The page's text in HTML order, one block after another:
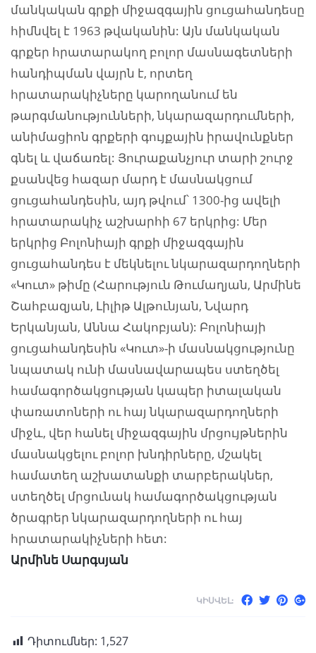
մանկական գրքի միջազգային ցուցահանդեսը
հիմնվել է 1963 թվականին: Այն մանկական
գրքեր հրատարակող բոլոր մասնագետների
հանդիպման վայրն է, որտեղ
հրատարակիչները կարողանում են
թարգմանությունների, նկարազարդումների,
անիմացիոն գրքերի գույքային իրավունքներ
գնել և վաճառել: Յուրաքանչյուր տարի շուրջ
քսանվեց հազար մարդ է մասնակցում
ցուցահանդեսին, այդ թվում՝ 1300-ից ավելի
հրատարակիչ աշխարհի 67 երկրից: Մեր
երկրից Բոլոնիայի գրքի միջազգային
ցուցահանդես է մեկնելու նկարազարդողների
«Կուտ» թիմը (Հարություն Թումաղյան, Արմինե
Շահբազյան, Լիլիթ Ալթունյան, Նվարդ
Երկանյան, Աննա Հակոբյան): Բոլոնիայի
ցուցահանդեսին «Կուտ»-ի մասնակցությունը
նպատակ ունի մասնավարապես ստեղծել
համագործակցության կապեր իտալական
փառատոների ու հայ նկարազարդողների
միջև, վեր հանել միջազգային մրցույթներին
մասնակցելու բոլոր խնդիրները, մշակել
համատեղ աշխատանքի տարբերակներ,
ստեղծել մրցունակ համագործակցության
ծրագրեր նկարազարդողների ու հայ
հրատարակիչների հետ:
Արմինե Սարգսյան
ԿԻՍՎԵԼ:
Դիտումներ: 1,527